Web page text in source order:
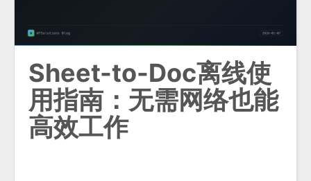
Sheet-to-Doc离线使
用指南：无需网络也能
高效工作